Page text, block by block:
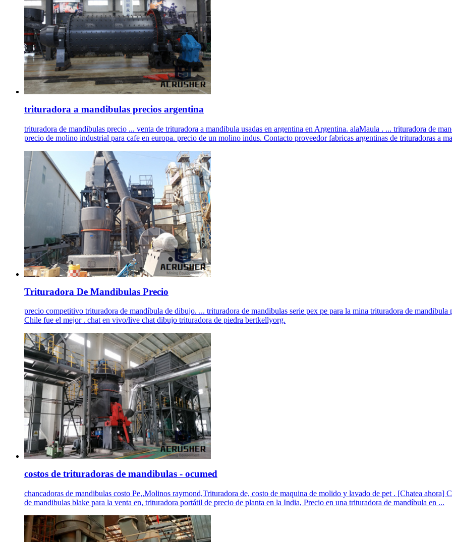
trituradora a mandibulas precios argentina
trituradora de mandibulas precio ... venta de trituradora a mandibula usadas en argentina en Argentina. alaMaula . ... trituradora de
precio de molino industrial para cafe en europa. precio de un molino indus. Contacto proveedor fabricas argentinas de trituradoras a
Trituradora De Mandibulas Precio
precio competitivo trituradora de mandíbula de dibujo. ... trituradora de mandibulas serie pex pe para la mina trituradora de
Chile fue el mejor . chat en vivo/live chat dibujo trituradora de piedra bertkellyorg.
costos de trituradoras de mandibulas - ocumed
chancadoras de mandibulas costo Pe,,Molinos raymond,Trituradora de, costo de maquina de molido y lavado de pet . [Chatea ahora]
de mandibulas blake para la venta en, trituradora portátil de precio de planta en la India, Precio en una trituradora de mandíbula en ...